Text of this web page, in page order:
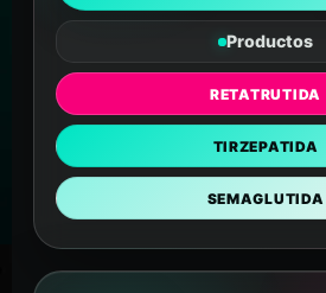
Productos
RETATRUTIDA
TIRZEPATIDA
SEMAGLUTIDA